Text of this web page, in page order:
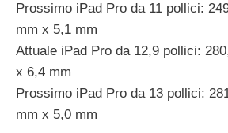
Prossimo iPad Pro‌ da 11 pollici:
mm x 5,1 mm
Attuale ‌iPad Pro‌ da 12,9 pollici:
x 6,4 mm
Prossimo iPad Pro‌ da 13 pollici:
mm x 5,0 mm